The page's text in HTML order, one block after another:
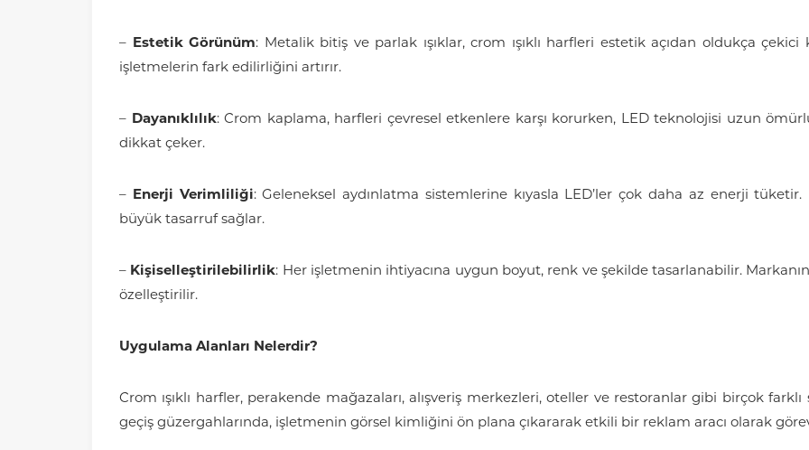
– Estetik Görünüm: Metalik bitiş ve parlak ışıklar, crom ışıklı harfleri estetik açıdan oldukça
işletmelerin fark edilirliğini artırır.
– Dayanıklılık: Crom kaplama, harfleri çevresel etkenlere karşı korurken, LED teknolojisi uzun
dikkat çeker.
– Enerji Verimliliği: Geleneksel aydınlatma sistemlerine kıyasla LED’ler çok daha az enerji
büyük tasarruf sağlar.
– Kişiselleştirilebilirlik: Her işletmenin ihtiyacına uygun boyut, renk ve şekilde tasarlanabilir.
özelleştirilir.
Uygulama Alanları Nelerdir?
Crom ışıklı harfler, perakende mağazaları, alışveriş merkezleri, oteller ve restoranlar gibi birçok
geçiş güzergahlarında, işletmenin görsel kimliğini ön plana çıkararak etkili bir reklam aracı olarak